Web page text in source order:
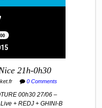
21h-0h30
0 Comments
00h30 27/06 –
+ REDJ + GHINI-B